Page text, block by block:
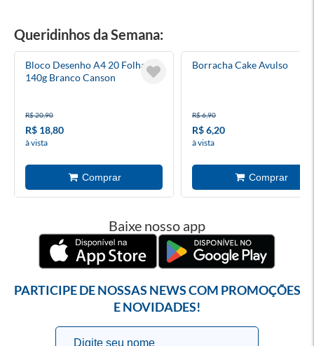
Queridinhos da Semana:
Bloco Desenho A4 20 Folhas
140g Branco Canson
R$ 20,90
R$ 18,80
à vista
Borracha Cake Avulso
R$ 6,90
R$ 6,20
à vista
Baixe nosso app
PARTICIPE DE NOSSAS NEWS COM PROMOÇÕES
E NOVIDADES!